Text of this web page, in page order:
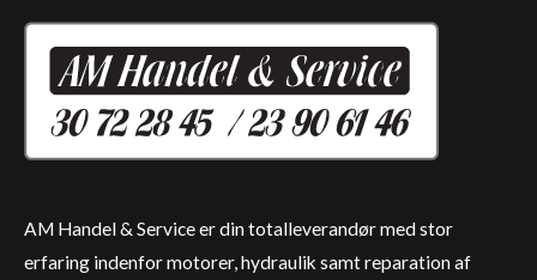
AM Handel & Service er din totalleverandør med stor
erfaring indenfor motorer, hydraulik samt reparation af